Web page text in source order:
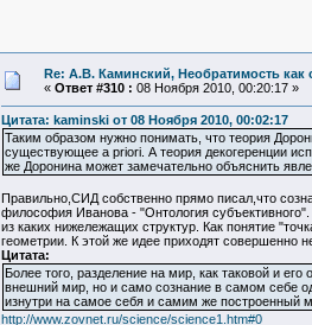
Re: А.В. Каминский, Необратимость как
« Ответ #310 : 08 Ноября 2010, 00:20:17 »
Цитата: kaminski от 08 Ноября 2010, 00:02:17
Таким образом нужно понимать, что теория
существующее a priori. А теория декогеренции
же Доронина может замечательно объяснить
Правильно,СИД собственно прямо писал,что
философия Иванова - "Онтология субъективного".
из каких нижележащих структур. Как понятие
геометрии. К этой же идее приходят совершенно
Цитата:
Более того, разделение на мир, как таковой и
внешний мир, но и само сознание в самом себе
изнутри на самое себя и самим же построенный
http://www.zovnet.ru/science/science1.htm#0